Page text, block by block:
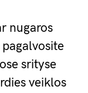
nugaros
srityse
veiklos